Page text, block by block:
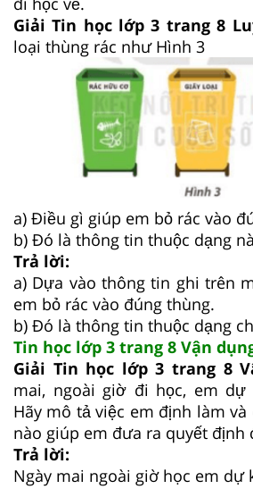
Giải Tin học lớp 3 trang 8
loại thùng rác như Hình 3
a) Điều gì giúp em bỏ rác vào
b) Đó là thông tin thuộc dạng
Trả lời:
a) Dựa vào thông tin ghi trên
em bỏ rác vào đúng thùng.
b) Đó là thông tin thuộc dạng
Tin học lớp 3 trang 8 Vận
Giải Tin học lớp 3 trang 8
mai, ngoài giờ đi học, em dự
Hãy mô tả việc em định làm
nào giúp em đưa ra quyết định
Trả lời:
Ngày mai ngoài giờ học em dự